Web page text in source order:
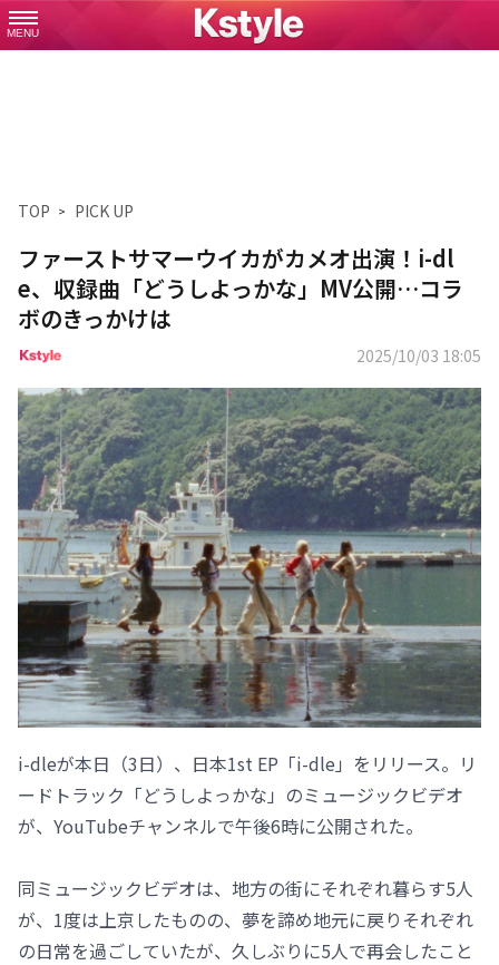
MENU
TOP PICK UP
ファーストサマーウイカがカメオ出演！i-dl
e、収録曲「どうしよっかな」MV公開…コラ
ボのきっかけは
2025/10/03 18:05
i-dleが本日（3日）、日本1st EP「i-dle」をリリース。リ
ードトラック「どうしよっかな」のミュージックビデオ
が、YouTubeチャンネルで午後6時に公開された。
同ミュージックビデオは、地方の街にそれぞれ暮らす5人
が、1度は上京したものの、夢を諦め地元に戻りそれぞれ
の日常を過ごしていたが、久しぶりに5人で再会したこと